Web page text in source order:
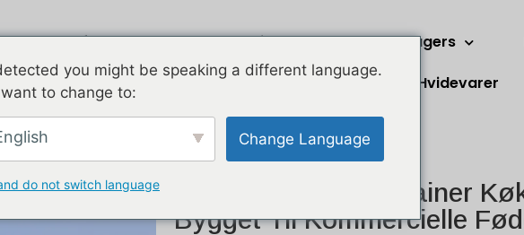
Luftstrøm Galvaniseret To-etagers
Hvidevarer
til kommercielle
26.2ft Custom Container
Bygget Til Kommercielle
you might be speaking a different language.
to change to:
Change Language
do not switch language